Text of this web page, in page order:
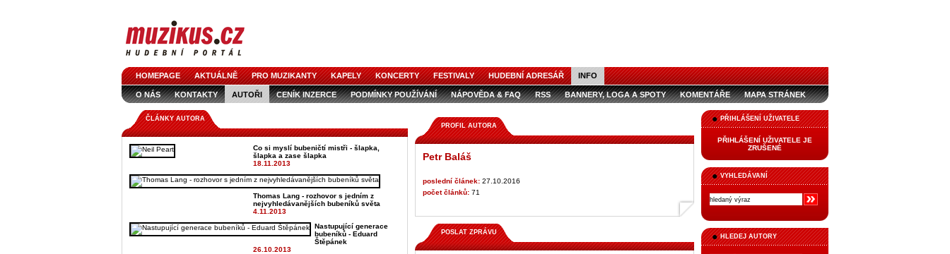
HOMEPAGE AKTUÁLNĚ PRO MUZIKANTY KAPELY KONCERTY FESTIVALY HUDEBNÍ ADRESÁŘ INFO
O NÁS KONTAKTY AUTOŘI CENÍK INZERCE PODMÍNKY POUŽÍVÁNÍ NÁPOVĚDA & FAQ RSS BANNERY, LOGA A SPOTY KOMENTÁŘE MAPA STRÁNEK
LOGO KE STAŽENÍ
PŘIHLÁŠENÍ UŽIVATELE
PŘIHLÁŠENÍ UŽIVATELE JE
ZRUŠENÉ
VYHLEDÁVANÍ
HLEDEJ AUTORY
ČLÁNKY AUTORA
Co si myslí bubeničtí mistři - šlapka,
šlapka a zase šlapka
18.11.2013
Thomas Lang - rozhovor s jedním z
nejvyhledávanějších bubeníků světa
4.11.2013
Nastupující generace
bubeníků - Eduard
Štěpánek
26.10.2013
PROFIL AUTORA
Petr Baláš
poslední článek: 27.10.2016
počet článků: 71
POSLAT ZPRÁVU